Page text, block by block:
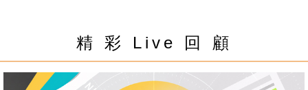
精 彩 Live 回 顧